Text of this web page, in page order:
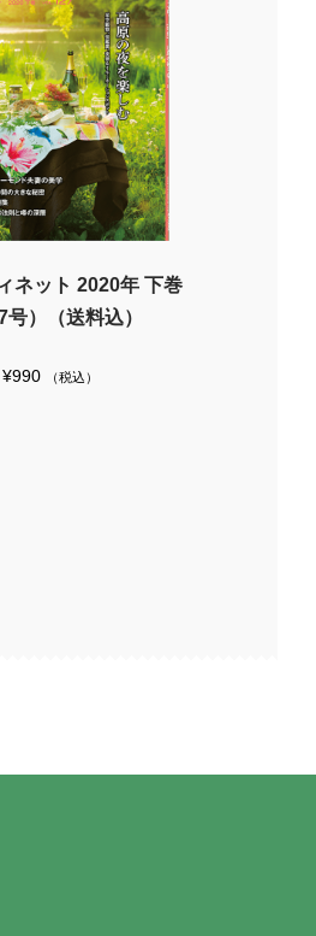
ネット 2020年 下巻
号）（送料込）
¥990 （税込）